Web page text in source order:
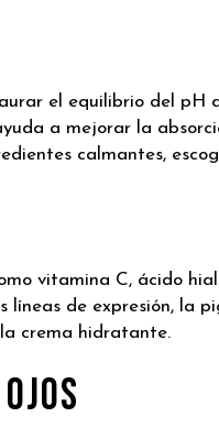
el equilibrio del pH
a mejorar la
calmantes,
vitamina C, ácido
líneas de expresión, la
crema hidratante.